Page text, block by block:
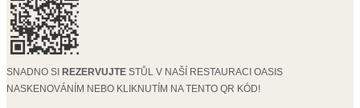
SNADNO SI REZERVUJTE STŮL V NAŠÍ RESTAURACI OASIS
NASKENOVÁNÍM NEBO KLIKNUTÍM NA TENTO QR KÓD!